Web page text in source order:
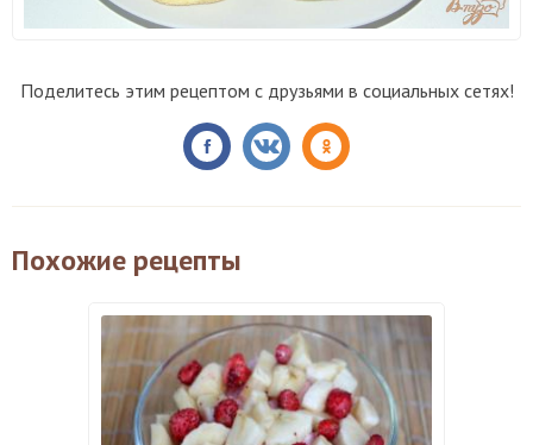
Поделитесь этим рецептом с друзьями в социальных сетях!
Похожие рецепты